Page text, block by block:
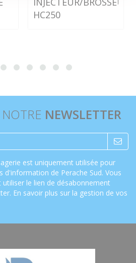
HC250
NEWSLETTER
est uniquement utilisée pour
d'information de Perache Sud. Vous
le lien de désabonnement
En savoir plus sur la gestion de vos